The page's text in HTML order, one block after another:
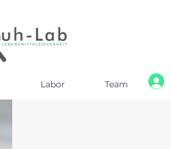
Labor Team